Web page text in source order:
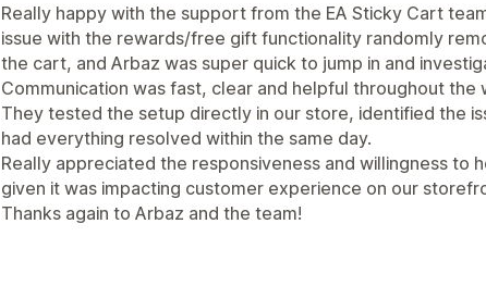
Produktanbefalinger Køb mere, spar mere Gratis levering
Ofte købt sammen Leveringsbjælke Indløsning af
Niveaudelte belønninger Yderligere gebyrer Gratis gaver
Tilpasning af betalingsflow
Tilpassede bemærkninger Donationer
Automatiske
Mersalg med et klik Regler for leveringsmetoder
Regler for betalingsmetoder
Skjul hurtig betaling
Tilpassede regler
Tilbud og anbefalinger
Leveringsforsikring Gratis gaver Gratis levering
Produktanbefalinger Ofte købt sammen
Mængderabatter
Niveauinddelte rabatter
Anbefalinger med kunstig intelligens Prioriteret
Analyser
Really happy with the support from the EA Sticky Cart
issue with the rewards/free gift functionality randomly
the cart, and Arbaz was super quick to jump in and
Communication was fast, clear and helpful throughout the
They tested the setup directly in our store, identified the
had everything resolved within the same day.
Really appreciated the responsiveness and willingness to
given it was impacting customer experience on our
Thanks again to Arbaz and the team!